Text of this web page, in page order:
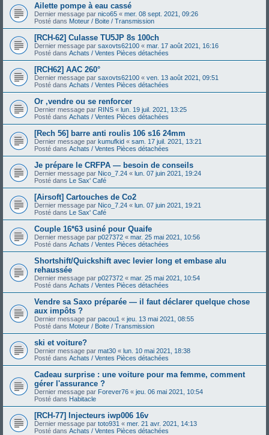
Ailette pompe à eau cassé
Dernier message par nico65 « mer. 08 sept. 2021, 09:26
Posté dans Moteur / Boite / Transmission
[RCH-62] Culasse TU5JP 8s 100ch
Dernier message par saxovts62100 « mar. 17 août 2021, 16:16
Posté dans Achats / Ventes Pièces détachées
[RCH62] AAC 260°
Dernier message par saxovts62100 « ven. 13 août 2021, 09:51
Posté dans Achats / Ventes Pièces détachées
Or ,vendre ou se renforcer
Dernier message par RINS « lun. 19 juil. 2021, 13:25
Posté dans Achats / Ventes Pièces détachées
[Rech 56] barre anti roulis 106 s16 24mm
Dernier message par kumufkid « sam. 17 juil. 2021, 13:21
Posté dans Achats / Ventes Pièces détachées
Je prépare le CRFPA — besoin de conseils
Dernier message par Nico_7.24 « lun. 07 juin 2021, 19:24
Posté dans Le Sax' Café
[Airsoft] Cartouches de Co2
Dernier message par Nico_7.24 « lun. 07 juin 2021, 19:21
Posté dans Le Sax' Café
Couple 16*63 usiné pour Quaife
Dernier message par p027372 « mar. 25 mai 2021, 10:56
Posté dans Achats / Ventes Pièces détachées
Shortshift/Quickshift avec levier long et embase alu
rehaussée
Dernier message par p027372 « mar. 25 mai 2021, 10:54
Posté dans Achats / Ventes Pièces détachées
Vendre sa Saxo préparée — il faut déclarer quelque chose
aux impôts ?
Dernier message par pacou1 « jeu. 13 mai 2021, 08:55
Posté dans Moteur / Boite / Transmission
ski et voiture?
Dernier message par mat30 « lun. 10 mai 2021, 18:38
Posté dans Achats / Ventes Pièces détachées
Cadeau surprise : une voiture pour ma femme, comment
gérer l'assurance ?
Dernier message par Forever76 « jeu. 06 mai 2021, 10:54
Posté dans Habitacle
[RCH-77] Injecteurs iwp006 16v
Dernier message par toto931 « mer. 21 avr. 2021, 14:13
Posté dans Achats / Ventes Pièces détachées